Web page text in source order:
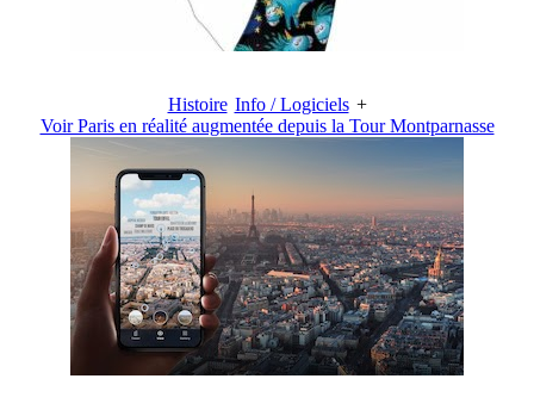
Histoire Info / Logiciels +
Voir Paris en réalité augmentée depuis la Tour Montparnasse